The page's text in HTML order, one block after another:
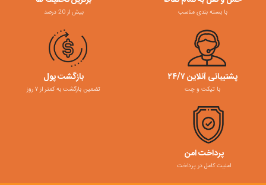
با بسته بندی مناسب بیش از 20 درصد
پشتیبانی آنلاین ۲۴/۷
با تیکت و چت
بازگشت پول
تضمین بازگشت به کمتر از ۷ روز
پرداخت امن
امنیت کامل در پرداخت